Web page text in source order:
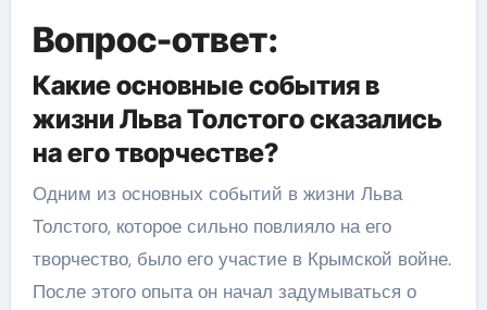
Вопрос-ответ:
Какие основные события в
жизни Льва Толстого сказались
на его творчестве?
Одним из основных событий в жизни Льва
Толстого, которое сильно повлияло на его
творчество, было его участие в Крымской войне.
После этого опыта он начал задумываться о